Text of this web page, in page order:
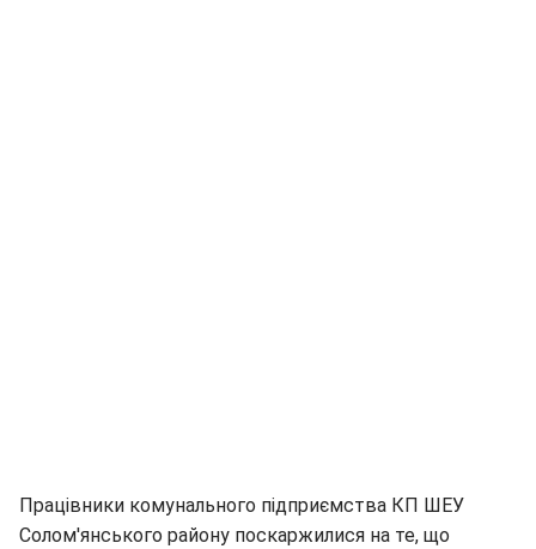
Працівники комунального підприємства КП ШЕУ
Солом'янського району поскаржилися на те, що